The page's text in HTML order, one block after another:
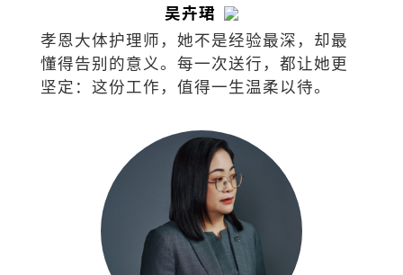
吴卉珺
孝恩大体护理师，她不是经验最深，却最
懂得告别的意义。每一次送行，都让她更
坚定：这份工作，值得一生温柔以待。